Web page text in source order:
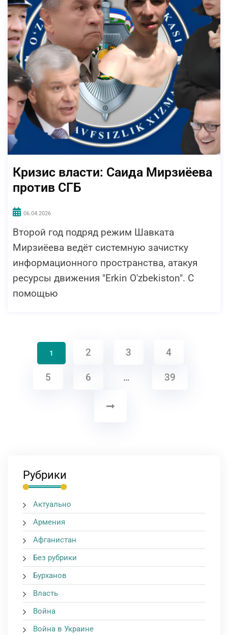
Кризис власти: Саида Мирзиёева
против СГБ
06.04.2026
Второй год подряд режим Шавката
Мирзиёева ведёт системную зачистку
информационного пространства, атакуя
ресурсы движения "Erkin O'zbekiston". С
помощью
1 2 3 4
5 6 … 39
Рубрики
Актуально
Армения
Афганистан
Без рубрики
Бурханов
Власть
Война
Война в Украине